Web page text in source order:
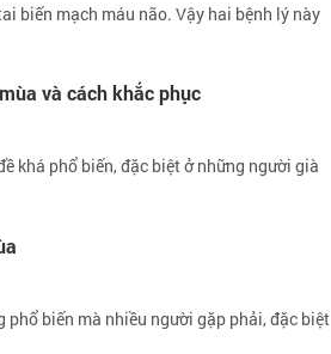
biến mạch máu não. Vậy hai bệnh lý này
và cách khắc phục
khá phổ biến, đặc biệt ở những người già
biến mà nhiều người gặp phải, đặc biệt